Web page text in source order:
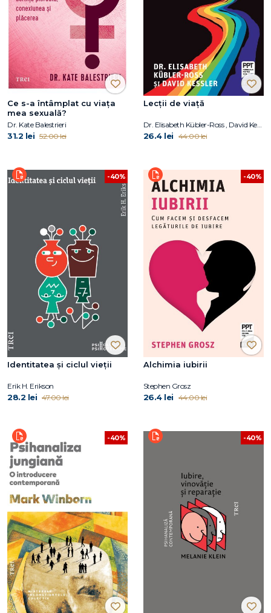
Ce s-a întâmplat cu viața
mea sexuală?
Dr. Kate Balestrieri
31.2 lei 52.00 lei
Lecții de viață
Dr. Elisabeth Kübler-Ross , David Kessler
26.4 lei 44.00 lei
-40%
Identitatea și ciclul vieții
Erik H. Erikson
28.2 lei 47.00 lei
-40%
Alchimia iubirii
Stephen Grosz
26.4 lei 44.00 lei
-40% -40%